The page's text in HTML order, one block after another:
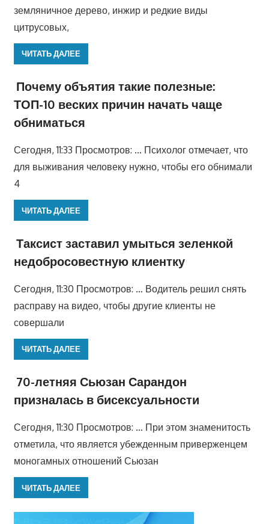
земляничное дерево, инжир и редкие виды
цитрусовых,
ЧИТАТЬ ДАЛЕЕ
Почему объятия такие полезные:
ТОП-10 веских причин начать чаще
обниматься
Сегодня, 11:33 Просмотров: … Психолог отмечает, что
для выживания человеку нужно, чтобы его обнимали
4
ЧИТАТЬ ДАЛЕЕ
Таксист заставил умыться зеленкой
недобросовестную клиентку
Сегодня, 11:30 Просмотров: … Водитель решил снять
расправу на видео, чтобы другие клиенты не
совершали
ЧИТАТЬ ДАЛЕЕ
70-летняя Сьюзан Сарандон
призналась в бисексуальности
Сегодня, 11:30 Просмотров: … При этом знаменитость
отметила, что является убежденным приверженцем
моногамных отношений Сьюзан
ЧИТАТЬ ДАЛЕЕ